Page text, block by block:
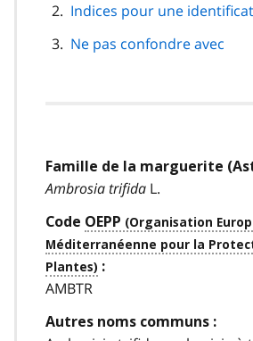
page
Indices pour une
Ne pas confondre avec
Famille de la marguerite
Ambrosia trifida L.
Code OEPP
:
AMBTR
Autres noms communs :